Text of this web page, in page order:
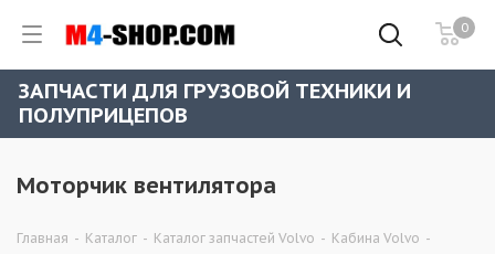
0
ЗАПЧАСТИ ДЛЯ ГРУЗОВОЙ ТЕХНИКИ И
ПОЛУПРИЦЕПОВ
Моторчик вентилятора
Главная - Каталог - Каталог запчастей Volvo - Кабина Volvo -